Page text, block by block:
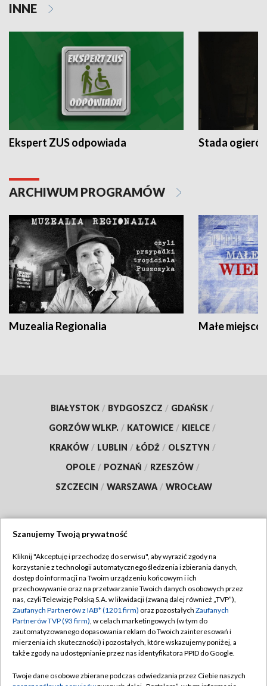
INNE
Ekspert ZUS odpowiada Stada
ARCHIWUM PROGRAMÓW
Muzealia Regionalia Małe
BIAŁYSTOK / BYDGOSZCZ / GDAŃSK /
GORZÓW WLKP. / KATOWICE / KIELCE /
KRAKÓW / LUBLIN / ŁÓDŹ / OLSZTYN /
OPOLE / POZNAŃ / RZESZÓW /
SZCZECIN / WARSZAWA / WROCŁAW
TVP
Abonament TVP
Emisja w TVP
Centrum informacji TVP
Naziemna Telewizja Cyfrowa
Regulamin TVP
Polityka prywatności
Moje zgody
Pomoc
Szanujemy Twoją prywatność
Kliknij "Akceptuję i przechodzę do serwisu", aby wyrazić zgody na
korzystanie z technologii automatycznego śledzenia i zbierania danych,
dostęp do informacji na Twoim urządzeniu końcowym i ich
przechowywanie oraz na przetwarzanie Twoich danych osobowych przez
nas, czyli Telewizję Polską S.A. w likwidacji (zwaną dalej również „TVP”),
Zaufanych Partnerów z IAB* (1201 firm) oraz pozostałych Zaufanych
Partnerów TVP (93 firm), w celach marketingowych (w tym do
zautomatyzowanego dopasowania reklam do Twoich zainteresowań i
mierzenia ich skuteczności) i pozostałych, które wskazujemy poniżej, a
także zgody na udostępnianie przez nas identyfikatora PPID do Google.
Twoje dane osobowe zbierane podczas odwiedzania przez Ciebie naszych